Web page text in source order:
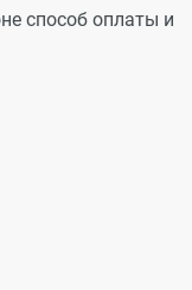
способ оплаты и